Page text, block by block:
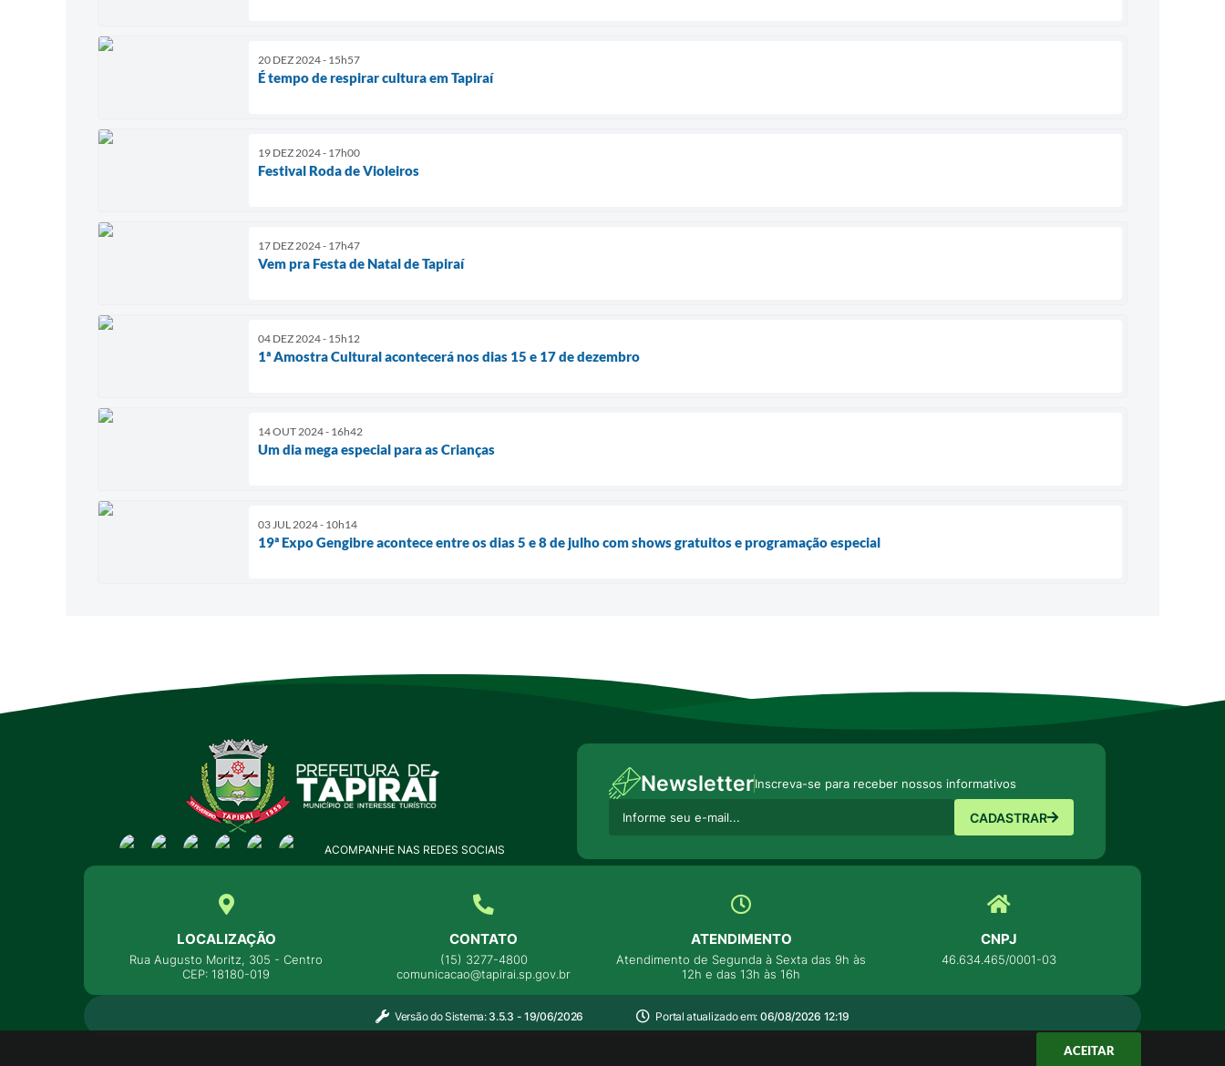
ACEITAR
20 DEZ 2024 - 15h57
É tempo de respirar cultura em Tapiraí
19 DEZ 2024 - 17h00
Festival Roda de Violeiros
17 DEZ 2024 - 17h47
Vem pra Festa de Natal de Tapiraí
04 DEZ 2024 - 15h12
1ª Amostra Cultural acontecerá nos dias 15 e 17 de dezembro
14 OUT 2024 - 16h42
Um dia mega especial para as Crianças
03 JUL 2024 - 10h14
19ª Expo Gengibre acontece entre os dias 5 e 8 de julho com shows gratuitos e programação especial
ACOMPANHE NAS REDES SOCIAIS
NewsletterInscreva-se para receber nossos informativos
CADASTRAR
LOCALIZAÇÃO
Rua Augusto Moritz, 305 - Centro
CEP: 18180-019
CONTATO
(15) 3277-4800
comunicacao@tapirai.sp.gov.br
ATENDIMENTO
Atendimento de Segunda à Sexta das 9h às
12h e das 13h às 16h
CNPJ
46.634.465/0001-03
Versão do Sistema: 3.5.3 - 19/06/2026 Portal atualizado em: 06/08/2026 12:19